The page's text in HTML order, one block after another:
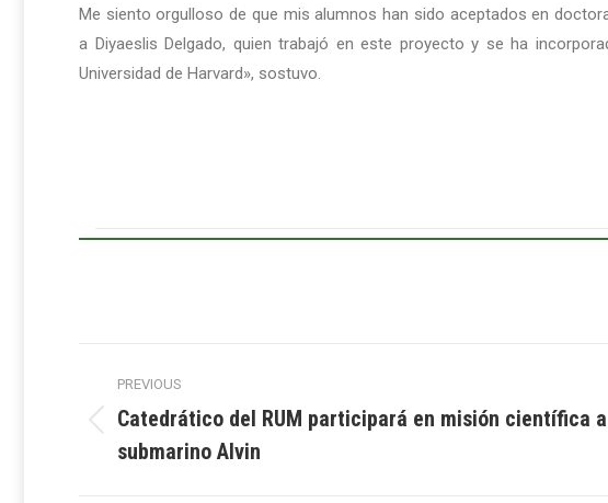
Me siento orgulloso de que mis alumnos han sido aceptados en
a Diyaeslis Delgado, quien trabajó en este proyecto y se ha
Universidad de Harvard», sostuvo.
Post
navigation
PREVIOUS
post:
Catedrático del RUM participará en misión científica
submarino Alvin